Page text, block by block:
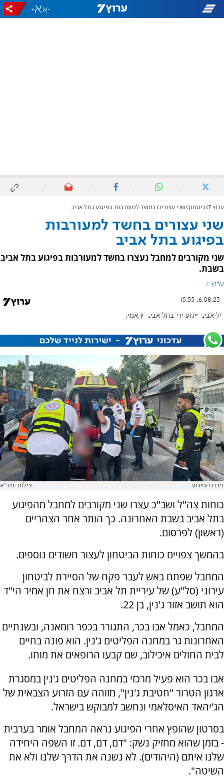
-
+
ערוץ 7 ביטחון שני עצורים בחשד למעורבות בפיגוע בתל אביב
שני עצורים בחשד למעורבות
בפיגוע בתל אביב
שני מקורבים למחבל נעצרו בחשד למעורבות בפיגוע בתל אביב
בשבת.
ערוץ 7
6.08.23, 15:55
תל אביב פיגוע ירי בתל אביב חן אמיר
זירת הפיגוע צילום: מד"א
כוחות צה"ל ושב"כ עצרו שני מקורבים למחבל מהפיגוע
בתל אביב בשבת האחרונה. כך הותר אחר הצהריים
(ראשון) לפרסום.
בהמשך צפויים כוחות הביטחון לעצור חשודים נוספים.
המחבל שפתח באש לעבר פקח של הסיירת לביטחון
עירוני (סל"ע) של עיריית תל אביב ורצח את חן אמיר הי"ד
הוא תושב אזור ג'נין, בן 22.
המחבל, כאמל אבו בכר, התגורר בכפר רומאנה, ובשנתיים
האחרונות גר במחנה הפליטים ג'נין. הוא פונה בחיים
לבית החולים איכילוב, שם קבעו הרופאים את מותו.
אבו בכר הוא פעיל מרכזי במחנה הפליטים ג'נין במסגרת
ארגון הטרור "חטיבת ג'נין", מזוהה עם הזרוע הצבאית של
הג'יהאד האיסלאמי ונחשב למבוקש בישראל.
בסרטון שהופץ אחרי הפיגוע נראה המחבל אומר בערבית
- בזמן שהוא מחזיק נשק: "דם, דם, דם. זו השפה היחידה
שלנו איתם (היהודים). לא נשנה את הדרך שלנו ולא את
השיטה".